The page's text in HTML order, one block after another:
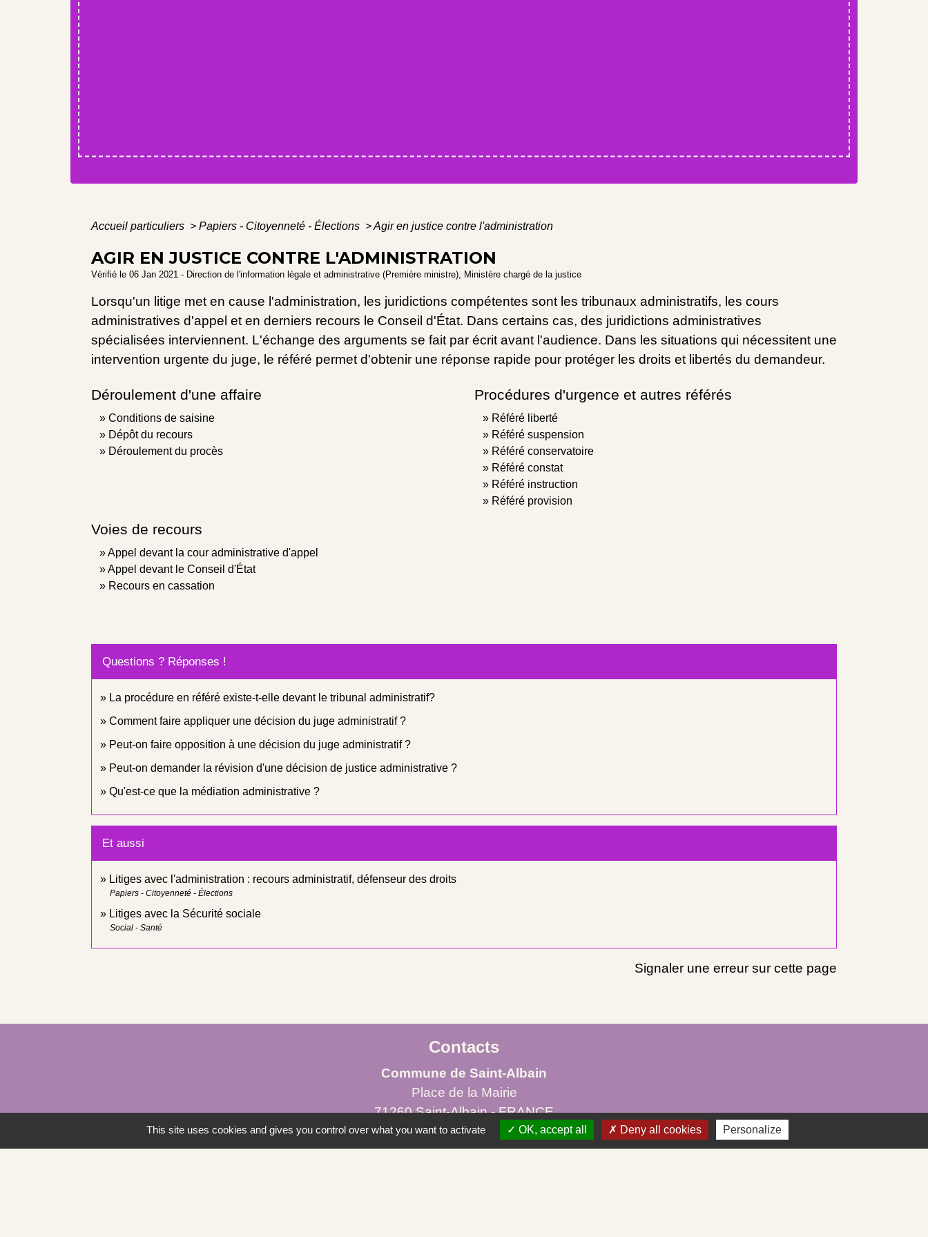
Accueil particuliers > Papiers - Citoyenneté - Élections >Agir en justice contre l'administration
AGIR EN JUSTICE CONTRE L'ADMINISTRATION
Vérifié le 06 Jan 2021 - Direction de l'information légale et administrative (Première ministre), Ministère chargé de la justice
Lorsqu'un litige met en cause l'administration, les juridictions compétentes sont les tribunaux administratifs, les cours
administratives d'appel et en derniers recours le Conseil d'État. Dans certains cas, des juridictions administratives
spécialisées interviennent. L'échange des arguments se fait par écrit avant l'audience. Dans les situations qui nécessitent une
intervention urgente du juge, le référé permet d'obtenir une réponse rapide pour protéger les droits et libertés du demandeur.
Déroulement d'une affaire
Conditions de saisine
Dépôt du recours
Déroulement du procès
Procédures d'urgence et autres référés
Référé liberté
Référé suspension
Référé conservatoire
Référé constat
Référé instruction
Référé provision
Voies de recours
Appel devant la cour administrative d'appel
Appel devant le Conseil d'État
Recours en cassation
Questions ? Réponses !
La procédure en référé existe-t-elle devant le tribunal administratif?
Comment faire appliquer une décision du juge administratif ?
Peut-on faire opposition à une décision du juge administratif ?
Peut-on demander la révision d'une décision de justice administrative ?
Qu'est-ce que la médiation administrative ?
Et aussi
Litiges avec l'administration : recours administratif, défenseur des droits
Papiers - Citoyenneté - Élections
Litiges avec la Sécurité sociale
Social - Santé
Signaler une erreur sur cette page
Contacts
Commune de Saint-Albain
Place de la Mairie
71260 Saint-Albain - FRANCE
+33 3 85 27 90 80
This site uses cookies and gives you control over what you want to activate OK, accept all Deny all cookies Personalize